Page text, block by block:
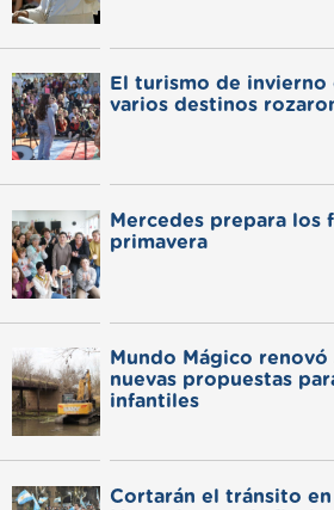
El turismo de invierno
varios destinos
Mercedes prepara los
primavera
Mundo Mágico renovó
nuevas propuestas
infantiles
Cortarán el tránsito